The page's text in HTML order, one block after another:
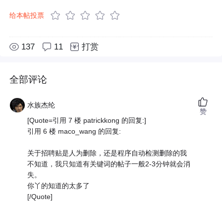
给本帖投票
137 11 打赏
全部评论
水族杰纶
[Quote=引用 7 楼 patrickkong 的回复:]
引用 6 楼 maco_wang 的回复:
关于招聘贴是人为删除，还是程序自动检测删除的我
不知道，我只知道有关键词的帖子一般2-3分钟就会消
失。
你丫的知道的太多了
[/Quote]
赞